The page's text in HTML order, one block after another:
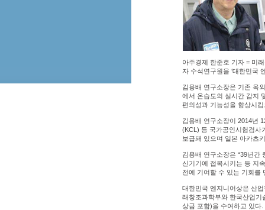
아주경제 한준호 기자 = 미
자 수석연구원을 ‘대한민국
김용배 연구소장은 기존 옥
에서 온습도의 실시간 감지
편의성과 기능성을 향상시
김용배 연구소장이 2014년
(KCL) 등 국가공인시험검사
보급돼 있으며 일본 아카츠
김용배 연구소장은 “39년간
신기기에 접목시키는 등 지
전에 기여할 수 있는 기회를
대한민국 엔지니어상은 산
래창조과학부와 한국산업
상금 포함)을 수여하고 있다